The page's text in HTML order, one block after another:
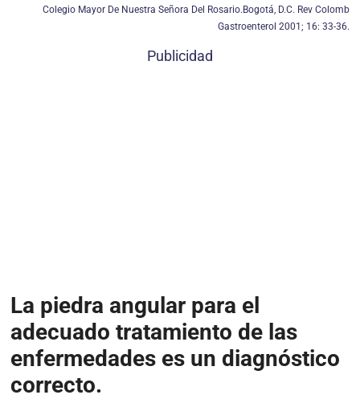
Colegio Mayor De Nuestra Señora Del Rosario.Bogotá, D.C. Rev Colomb
Gastroenterol 2001; 16: 33-36.
Publicidad
La piedra angular para el
adecuado tratamiento de las
enfermedades es un diagnóstico
correcto.